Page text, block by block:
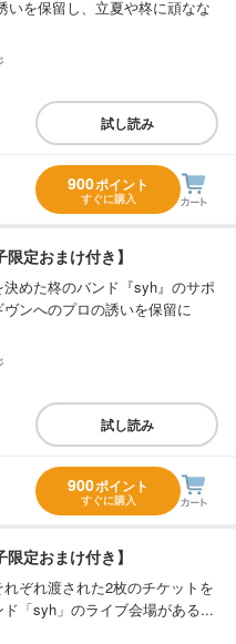
いを保留し、立夏や柊に頑なな
試し読み
900ポイント
すぐに購入
定おまけ付き】
めた柊のバンド『syh』のサポ
ンへのプロの誘いを保留に
試し読み
900ポイント
すぐに購入
定おまけ付き】
ぞれ渡された2枚のチケットを
「syh」のライブ会場がある...